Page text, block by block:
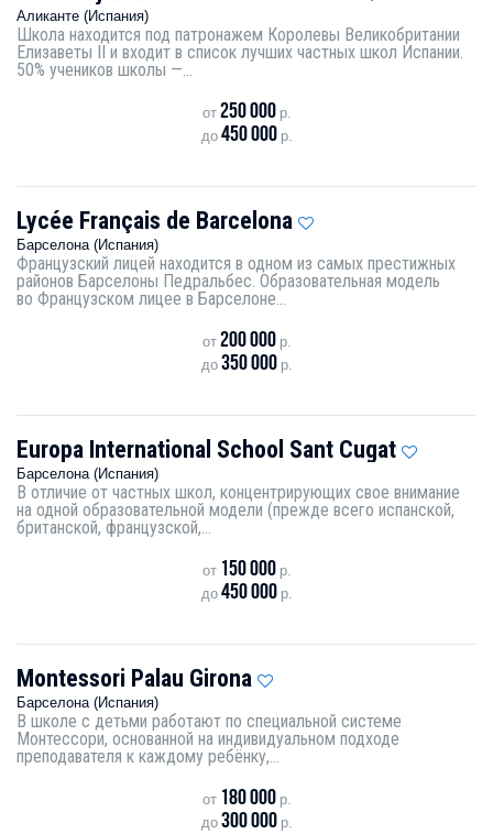
Аликанте (Испания)
Школа находится под патронажем Королевы Великобритании
Елизаветы II и входит в список лучших частных школ Испании.
50% учеников школы —...
от250 000 р.
до450 000 р.
Lycée Français de Barcelona
Барселона (Испания)
Французский лицей находится в одном из самых престижных
районов Барселоны Педральбес. Образовательная модель
во Французском лицее в Барселоне...
от200 000 р.
до350 000 р.
Europa International School Sant Cugat
Барселона (Испания)
В отличие от частных школ, концентрирующих свое внимание
на одной образовательной модели (прежде всего испанской,
британской, французской,...
от150 000 р.
до450 000 р.
Montessori Palau Girona
Барселона (Испания)
В школе с детьми работают по специальной системе
Монтессори, основанной на индивидуальном подходе
преподавателя к каждому ребёнку,...
от180 000 р.
до300 000 р.